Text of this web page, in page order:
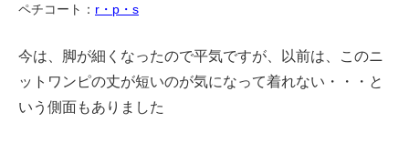
ペチコート： r・p・s
今は、脚が細くなったので平気ですが、以前は、このニ
ットワンピの丈が短いのが気になって着れない・・・と
いう側面もありました